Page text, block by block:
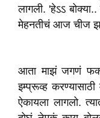
लागली. 'हेऽऽ
मेहनतीचं आज चीज
आता माझं जगणं
इम्प्रूव्ह
ऐकायला लागलो.